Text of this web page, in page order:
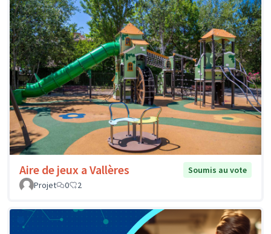
Aire de jeux a Vallères
Soumis au vote
Projet
0 2